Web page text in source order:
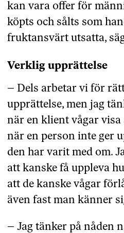
kan vara offer för
köpts och sålts som
fruktansvärt utsatta,
Verklig upprättelse
– Dels arbetar vi för
upprättelse, men jag
när en klient vågar visa
när en person inte ger
den har varit med om.
att kanske få uppleva
att de kanske vågar
även fast man känner
– Jag tänker på nåden